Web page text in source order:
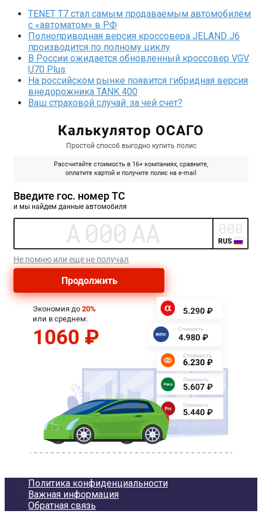
TENET T7 стал самым продаваемым автомобилем
с «автоматом» в РФ
Полноприводная версия кроссовера JELAND J6
производится по полному циклу
В России ожидается обновленный кроссовер VGV
U70 Plus
На российском рынке появится гибридная версия
внедорожника TANK 400
Ваш страховой случай: за чей счет?
Политика конфиденциальности
Важная информация
Обратная связь